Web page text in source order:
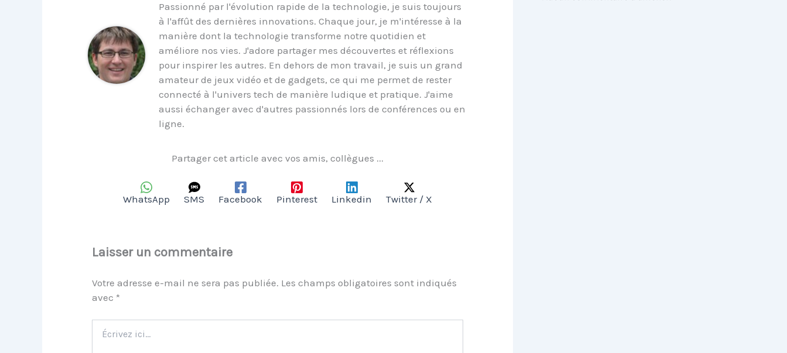
Passionné par l'évolution rapide de la technologie, je suis toujours
à l'affût des dernières innovations. Chaque jour, je m'intéresse à la
manière dont la technologie transforme notre quotidien et
améliore nos vies. J'adore partager mes découvertes et réflexions
pour inspirer les autres. En dehors de mon travail, je suis un grand
amateur de jeux vidéo et de gadgets, ce qui me permet de rester
connecté à l'univers tech de manière ludique et pratique. J'aime
aussi échanger avec d'autres passionnés lors de conférences ou en
ligne.
Partager cet article avec vos amis, collègues ...
WhatsApp SMS Facebook Pinterest Linkedin Twitter / X
Laisser un commentaire
Votre adresse e-mail ne sera pas publiée. Les champs obligatoires sont indiqués
avec *
ici…